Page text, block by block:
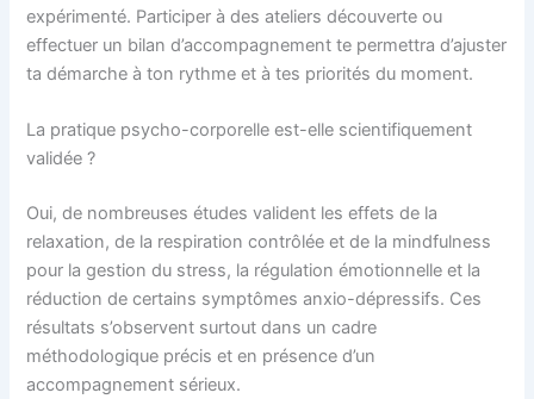
expérimenté. Participer à des ateliers découverte ou
effectuer un bilan d’accompagnement te permettra d’ajuster
ta démarche à ton rythme et à tes priorités du moment.
La pratique psycho-corporelle est-elle scientifiquement
validée ?
Oui, de nombreuses études valident les effets de la
relaxation, de la respiration contrôlée et de la mindfulness
pour la gestion du stress, la régulation émotionnelle et la
réduction de certains symptômes anxio-dépressifs. Ces
résultats s’observent surtout dans un cadre
méthodologique précis et en présence d’un
accompagnement sérieux.